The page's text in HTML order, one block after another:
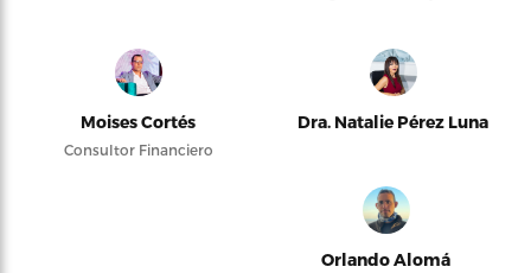
Moises Cortés
Consultor Financiero
Dra. Natalie Pérez Luna
Orlando Alomá